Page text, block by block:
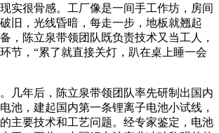
实很骨感。工厂像是一间手工作坊，房间
旧，光线昏暗，每走一步，地板就翘起
，陈立泉带领团队既负责技术又当工人，
节，“累了就直接关灯，趴在桌上睡一会
几年后，陈立泉带领团队率先研制出国内
池，建起国内第一条锂离子电池小试线，
主要技术和工艺问题。经专家鉴定，电池